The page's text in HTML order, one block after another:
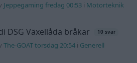
Jeppegaming fredag 00:53 i Motorteknik
DSG Växellåda bråkar 10 svar
The-GOAT torsdag 20:54 i Generell